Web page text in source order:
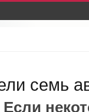
семь
Если